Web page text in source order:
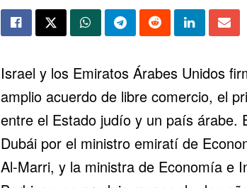
Israel y los Emiratos Árabes Unidos
amplio acuerdo de libre comercio, el
entre el Estado judío y un país árabe.
Dubái por el ministro emiratí de
Al-Marri, y la ministra de Economía e